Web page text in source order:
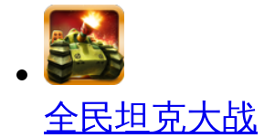
全民坦克大战